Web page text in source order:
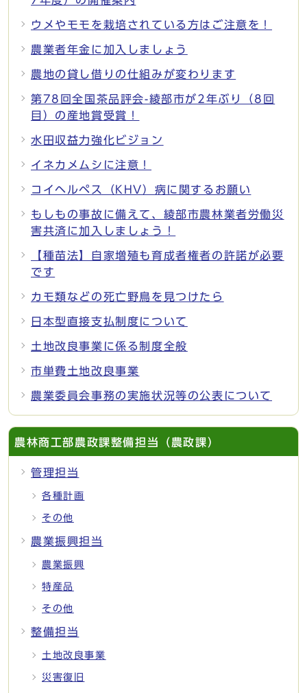
ウメやモモを栽培されている方はご注意を！
農業者年金に加入しましょう
農地の貸し借りの仕組みが変わります
第78回全国茶品評会-綾部市が2年ぶり（8回
目）の産地賞受賞！
水田収益力強化ビジョン
イネカメムシに注意！
コイヘルペス（KHV）病に関するお願い
もしもの事故に備えて、綾部市農林業者労働災
害共済に加入しましょう！
【種苗法】自家増殖も育成者権者の許諾が必要
です
カモ類などの死亡野鳥を見つけたら
日本型直接支払制度について
土地改良事業に係る制度全般
市単費土地改良事業
農業委員会事務の実施状況等の公表について
農林商工部農政課整備担当（農政課）
管理担当
各種計画
その他
農業振興担当
農業振興
特産品
その他
整備担当
土地改良事業
災害復旧